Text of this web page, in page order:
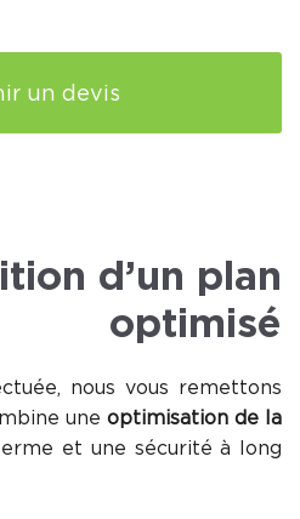
un devis
d’un plan
optimisé
nous vous remettons
une optimisation de la
et une sécurité à long